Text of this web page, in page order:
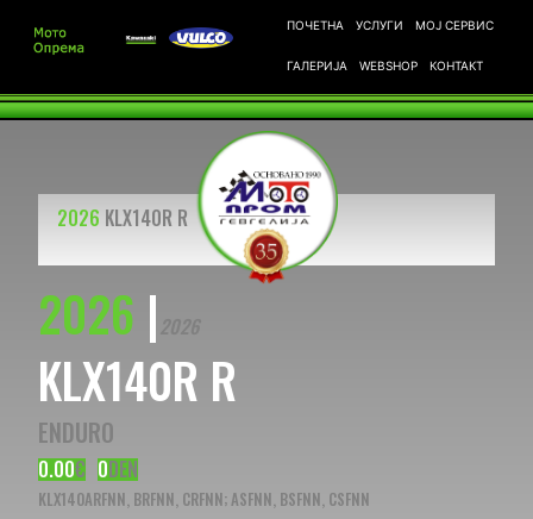
ПОЧЕТНА УСЛУГИ МОЈ СЕРВИС
ГАЛЕРИЈА WEBSHOP КОНТАКТ
2026 KLX140R R
2026 |
KLX140R R
ENDURO
0.00€ 0DEN
KLX140ARFNN, BRFNN, CRFNN; ASFNN, BSFNN, CSFNN